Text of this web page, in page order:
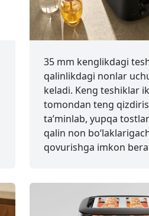
35 mm kenglikdagi
qalinlikdagi nonlar
keladi. Keng teshiklar
tomondan teng
ta’minlab, yupqa
qalin non
qovurishga imkon